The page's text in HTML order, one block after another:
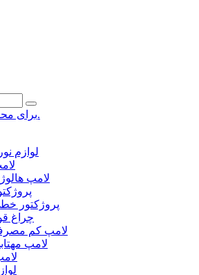
برای محصولات بیشتر کلیک کنید.
لوازم
لامپ
پروژکتور
چراغ
لامپ کم
لامپ